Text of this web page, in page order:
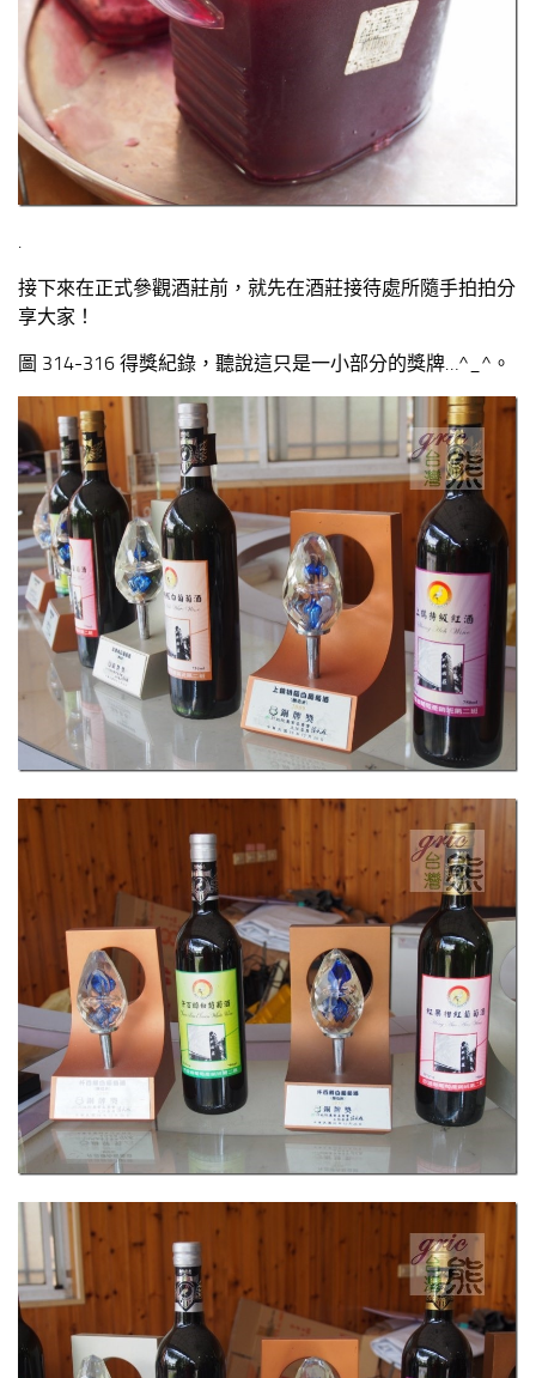
.
接下來在正式參觀酒莊前，就先在酒莊接待處所隨手拍拍分
享大家！
圖 314-316 得獎紀錄，聽說這只是一小部分的獎牌…^_^。